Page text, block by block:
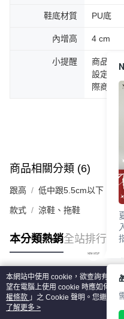
鞋底材質 PU底
內增高 4 cm
小提醒
商品圖
設定不
際商品
商品相關分類 (6)
跟高 低中跟5.5cm以下
款式 涼鞋、拖鞋
本分類熱銷全站排行
熱門標籤
本網站中使用 cookie，欲查詢有關
望在電腦上使用 cookie 時應如何變
權條款 」之 Cookie 聲明。您繼續
用條款之 Cookie 聲明使用 cookie。
了解更多 >